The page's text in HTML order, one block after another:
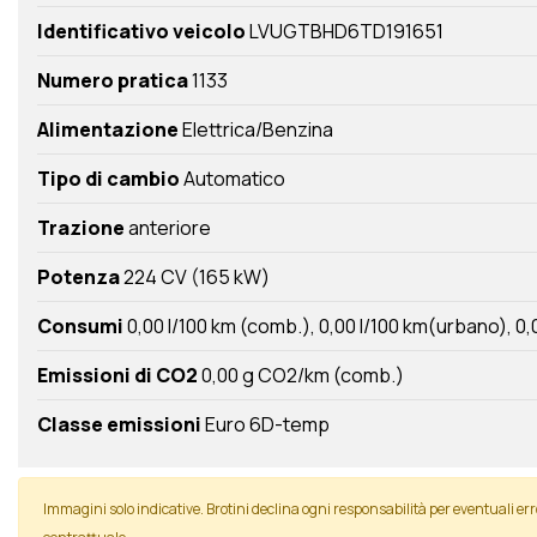
Identificativo veicoloLVUGTBHD6TD191651
Numero pratica1133
AlimentazioneElettrica/Benzina
Tipo di cambioAutomatico
Trazioneanteriore
Potenza224 CV (165 kW)
Consumi0,00 l/100 km (comb.) 0,00 l/100 km(urbano)
Emissioni di CO20,00 g CO2/km (comb.)
Classe emissioniEuro 6D-temp
Immagini solo indicative. Brotini declina ogni responsabilità per eventuali